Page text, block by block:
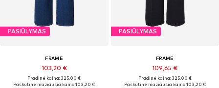
PASIŪLYMAS
FRAME
103,20 €
Pradinė kaina: 325,00 €
Paskutinė mažiausia kaina:103,20 €
PASIŪLYMAS
FRAME
109,65 €
Pradinė kaina: 325,00 €
Paskutinė mažiausia kaina:103,20 €